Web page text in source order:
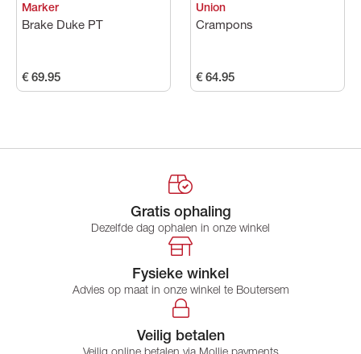
Marker
Brake Duke PT
€ 69.95
Union
Crampons
€ 64.95
Gratis ophaling
Dezelfde dag ophalen in onze winkel
Fysieke winkel
Advies op maat in onze winkel te Boutersem
Veilig betalen